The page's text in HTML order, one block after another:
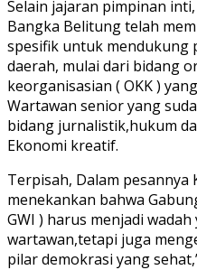
Selain jajaran pimpinan
Bangka Belitung telah
spesifik untuk mendukung
daerah, mulai dari bidang
keorganisasian ( OKK )
Wartawan senior yang
bidang jurnalistik,hukum
Ekonomi kreatif.
Terpisah, Dalam pesannya
menekankan bahwa
GWI ) harus menjadi
wartawan,tetapi juga
pilar demokrasi yang